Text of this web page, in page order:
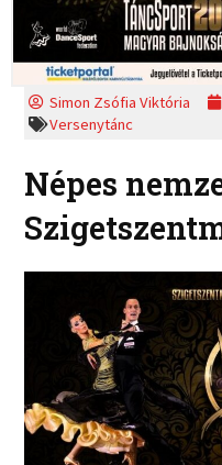
Simon Zsófia Viktória
Versenytánc
Népes